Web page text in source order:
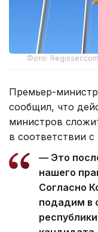
Фото: Regisser.com
Премьер-
сообщил, что
министров
в соответствии
— Это
нашего
Согласно
подадим в